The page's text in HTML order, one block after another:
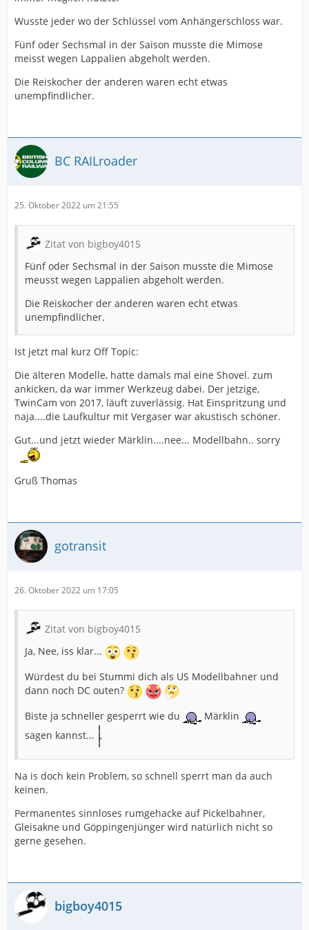
Wusste jeder wo der Schlüssel vom Anhängerschloss war.
Fünf oder Sechsmal in der Saison musste die Mimose
meisst wegen Lappalien abgeholt werden.
Die Reiskocher der anderen waren echt etwas
unempfindlicher.
BC RAILroader
25. Oktober 2022 um 21:55
Zitat von bigboy4015
Fünf oder Sechsmal in der Saison musste die Mimose
meusst wegen Lappalien abgeholt werden.
Die Reiskocher der anderen waren echt etwas
unempfindlicher.
Ist jetzt mal kurz Off Topic:
Die älteren Modelle, hatte damals mal eine Shovel. zum
ankicken, da war immer Werkzeug dabei. Der jetzige,
TwinCam von 2017, läuft zuverlässig. Hat Einspritzung und
naja....die Laufkultur mit Vergaser war akustisch schöner.
Gut...und jetzt wieder Märklin....nee... Modellbahn.. sorry
Gruß Thomas
gotransit
26. Oktober 2022 um 17:05
Zitat von bigboy4015
Ja, Nee, iss klar...
Würdest du bei Stummi dich als US Modellbahner und
dann noch DC outen?
Biste ja schneller gesperrt wie du
Märklin
sagen kannst...
Na is doch kein Problem, so schnell sperrt man da auch
keinen.
Permanentes sinnloses rumgehacke auf Pickelbahner,
Gleisakne und Göppingenjünger wird natürlich nicht so
gerne gesehen.
bigboy4015